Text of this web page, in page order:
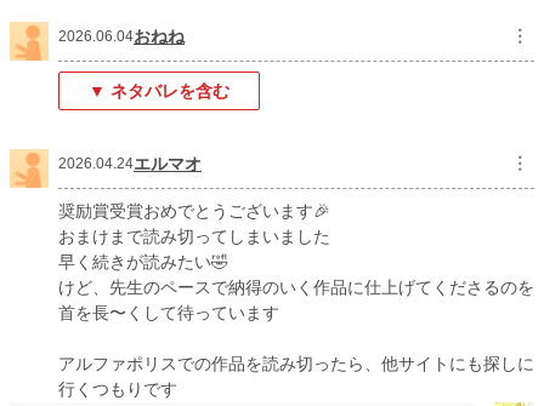
週間ポイント 3,090 pt (3,239 位)
月間ポイント 19,222 pt (2,471 位)
年間ポイント 304,285 pt (1,929 位)
累計ポイント 308,187 pt (14,889 位)
2026.06.04おねね ︙
▼ ネタバレを含む
2026.04.24エルマオ ︙
奨励賞受賞おめでとうございます🎉
おまけまで読み切ってしまいました
早く続きが読みたい🤣
けど、先生のペースで納得のいく作品に仕上げてくださるのを
首を長〜くして待っています
アルファポリスでの作品を読み切ったら、他サイトにも探しに
行くつもりです